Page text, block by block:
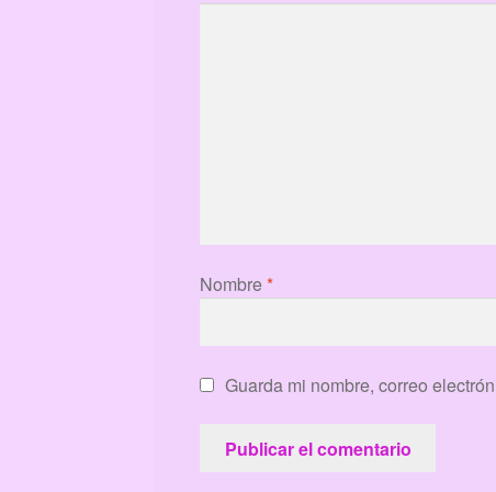
Nombre*
Guarda mi nombre, correo